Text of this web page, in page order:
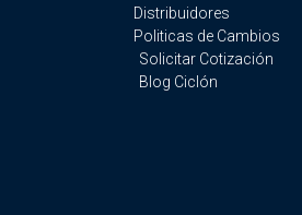
Distribuidores
Politicas de Cambios
Solicitar Cotización
Blog Ciclón